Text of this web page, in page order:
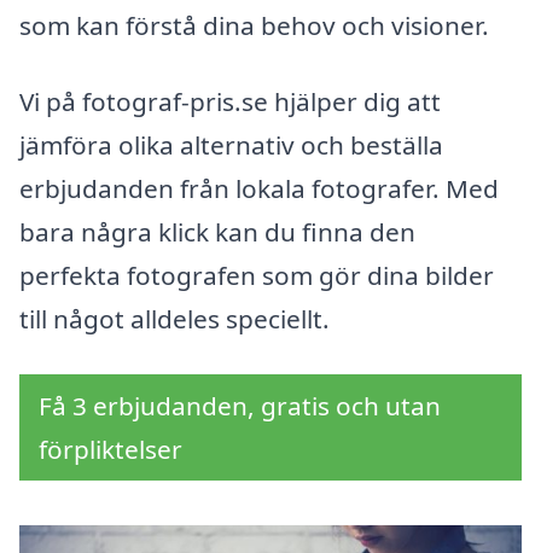
som kan förstå dina behov och visioner.
Vi på fotograf-pris.se hjälper dig att
jämföra olika alternativ och beställa
erbjudanden från lokala fotografer. Med
bara några klick kan du finna den
perfekta fotografen som gör dina bilder
till något alldeles speciellt.
Få 3 erbjudanden, gratis och utan
förpliktelser